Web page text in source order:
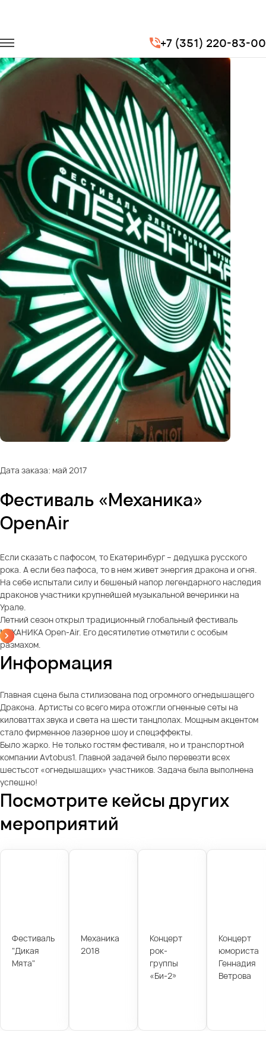
+7 (351) 220-83-00
Транспорт на концерты
Фестиваль «Механика» OpenAir
Дата заказа: май 2017
Фестиваль «Механика»
OpenAir
Если сказать с пафосом, то Екатеринбург – дедушка русского
рока. А если без пафоса, то в нем живет энергия дракона и огня.
На себе испытали силу и бешеный напор легендарного наследия
драконов участники крупнейшей музыкальной вечеринки на
Урале.
Летний сезон открыл традиционный глобальный фестиваль
МЕХАНИКА Open-Air. Его десятилетие отметили с особым
размахом.
Информация
Главная сцена была стилизована под огромного огнедышащего
Дракона. Артисты со всего мира отожгли огненные сеты на
киловаттах звука и света на шести танцполах. Мощным акцентом
стало фирменное лазерное шоу и спецэффекты.
Было жарко. Не только гостям фестиваля, но и транспортной
компании Avtobus1. Главной задачей было перевезти всех
шестьсот «огнедышащих» участников. Задача была выполнена
успешно!
Посмотрите кейсы других
мероприятий
Фестиваль
"Дикая
Мята"
Механика
2018
Концерт
рок-
группы
«Би-2»
Концерт
юмориста
Геннадия
Ветрова